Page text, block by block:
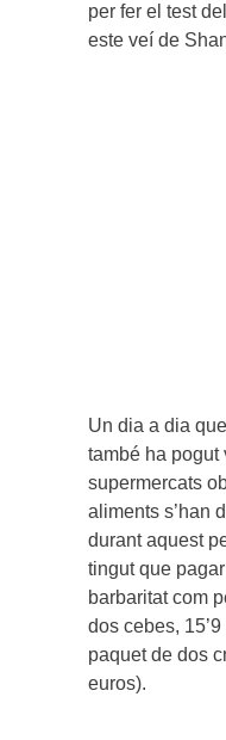
per fer el test
este veí de
Un dia a dia
també ha pogut
supermercats
aliments s’han
durant aquest
tingut que
barbaritat com
dos cebes,
paquet de dos
euros).